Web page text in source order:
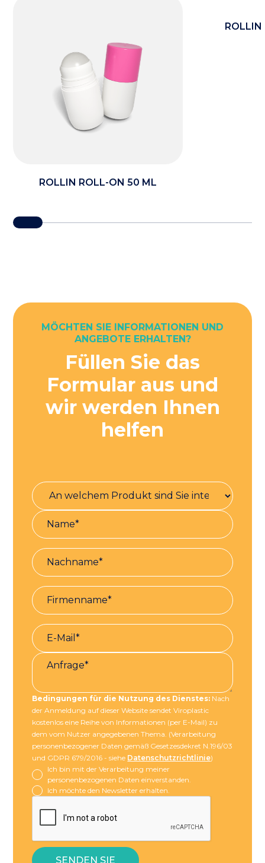
ROLLIN ROLL-ON 50 ML
MÖCHTEN SIE INFORMATIONEN UND
ANGEBOTE ERHALTEN?
Füllen Sie das
Formular aus und
wir werden Ihnen
helfen
Bedingungen für die Nutzung des Dienstes: Nach
der Anmeldung auf dieser Website sendet Viroplastic
kostenlos eine Reihe von Informationen (per E-Mail) zu
dem vom Nutzer angegebenen Thema. (Verarbeitung
personenbezogener Daten gemäß Gesetzesdekret N.196/03
und GDPR 679/2016 - siehe Datenschutzrichtlinie)
Ich bin mit der Verarbeitung meiner
personenbezogenen Daten einverstanden.
Ich möchte den Newsletter erhalten.